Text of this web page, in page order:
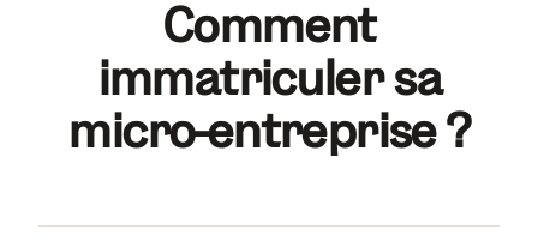
Comment
immatriculer sa
micro-entreprise ?